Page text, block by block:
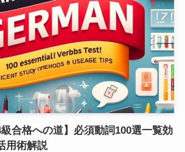
級合格への道】必須動詞100選一覧効
用術解説